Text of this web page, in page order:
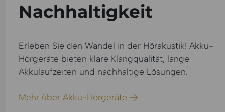
Nachhaltigkeit
Erleben Sie den Wandel in der Hörakustik! Akku-
Hörgeräte bieten klare Klangqualität, lange
Akkulaufzeiten und nachhaltige Lösungen.
Mehr über Akku-Hörgeräte